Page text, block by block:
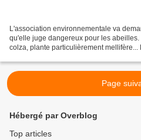
L'association environnementale va
qu'elle juge dangereux pour les
colza, plante particulièrement mellifère...
Page
Hébergé par Overblog
Top articles